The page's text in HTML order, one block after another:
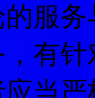
服
有
当